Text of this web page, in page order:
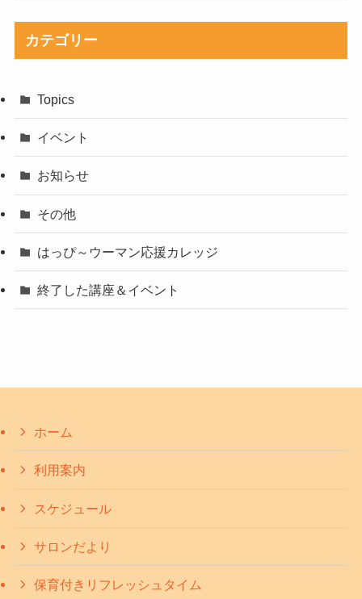
カテゴリー
Topics
イベント
お知らせ
その他
はっぴ～ウーマン応援カレッジ
終了した講座＆イベント
ホーム
利用案内
スケジュール
サロンだより
保育付きリフレッシュタイム